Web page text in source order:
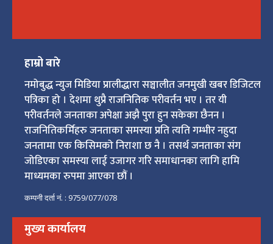
हाम्रो बारे
नमोबुद्ध न्युज मिडिया प्रालीद्धारा सञ्चालीत जनमुखी खबर डिजिटल
पत्रिका हो । देशमा थुप्रै राजनितिक परीवर्तन भए । तर यी
परीवर्तनले जनताका अपेक्षा अझै पुरा हुन सकेका छैनन ।
राजनितिकर्मिहरु जनताका समस्या प्रति त्यति गम्भीर नहुदा
जनतामा एक किसिमको निराशा छ नै । तसर्थ जनताका संग
जोडिएका समस्या लाई उजागर गरि समाधानका लागि हामि
माध्यमका रुपमा आएका छौं ।
कम्पनी दर्ता नं. : 9759/077/078
मुख्य कार्यालय